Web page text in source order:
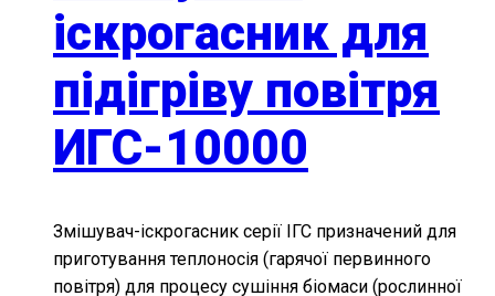
іскрогасник для
підігріву повітря
ИГС-10000
Змішувач-іскрогасник серії ІГС призначений для
приготування теплоносія (гарячої первинного
повітря) для процесу сушіння біомаси (рослинної